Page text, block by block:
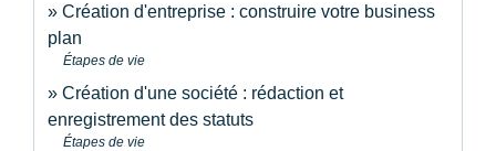
Création d'entreprise : construire votre business
plan
Étapes de vie
Création d'une société : rédaction et
enregistrement des statuts
Étapes de vie